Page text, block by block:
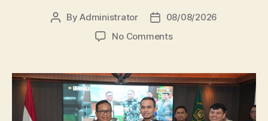
PostByAdministrator
Post08/08/2026
No Commentson
Gas
Targetkan
53
Prodi